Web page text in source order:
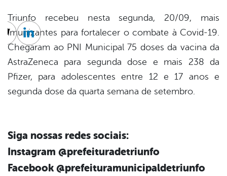
Triunfo recebeu nesta segunda, 20/09, mais
imunizantes para fortalecer o combate à Covid-19.
Chegaram ao PNI Municipal 75 doses da vacina da
AstraZeneca para segunda dose e mais 238 da
Pfizer, para adolescentes entre 12 e 17 anos e
segunda dose da quarta semana de setembro.
Siga nossas redes sociais:
Instagram @prefeituradetriunfo
Facebook @prefeituramunicipaldetriunfo
TwitterLinkedin